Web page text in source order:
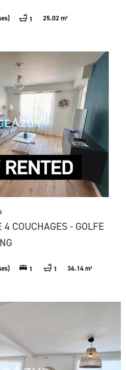
1 25.02 m²
COUCHAGES - GOLFE
1 1 36.14 m²